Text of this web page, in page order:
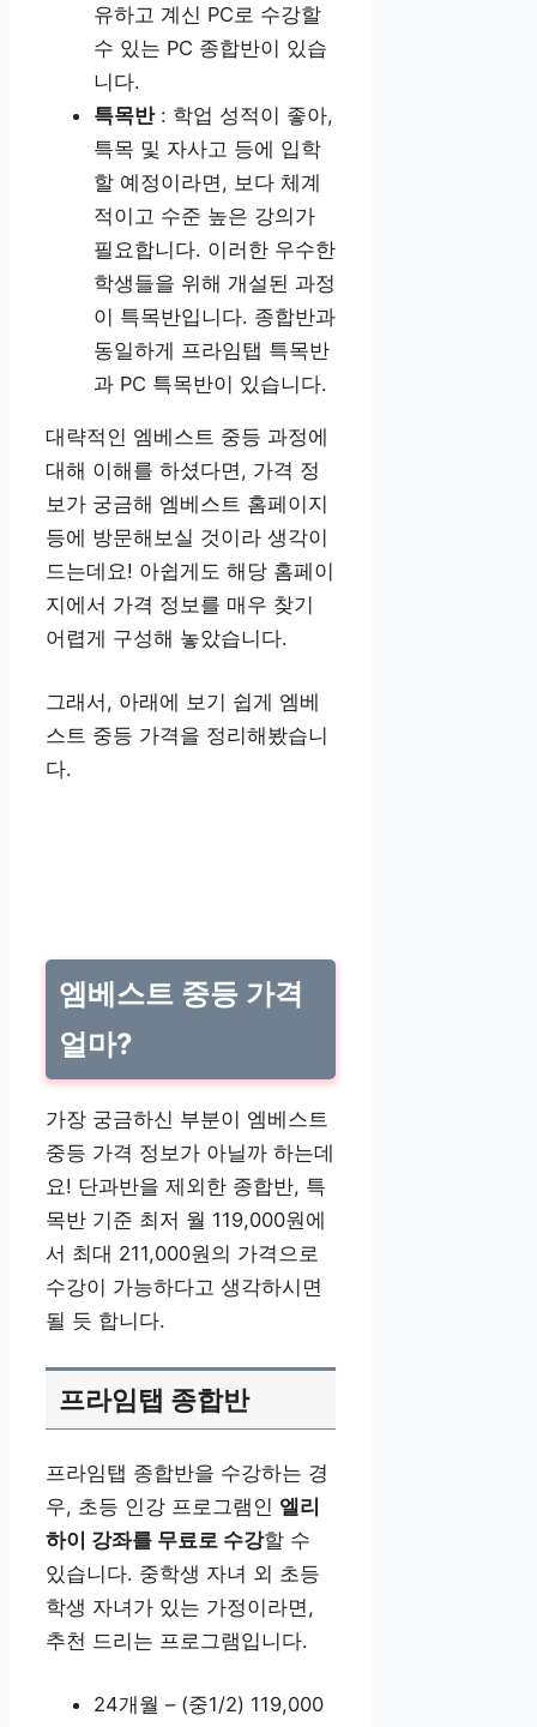
유하고 계신 PC로 수강할
수 있는 PC 종합반이 있습
니다.
특목반: 학업 성적이 좋아,
특목 및 자사고 등에 입학
할 예정이라면, 보다 체계
적이고 수준 높은 강의가
필요합니다. 이러한 우수한
학생들을 위해 개설된 과정
이 특목반입니다. 종합반과
동일하게 프라임탭 특목반
과 PC 특목반이 있습니다.
대략적인 엠베스트 중등 과정에
대해 이해를 하셨다면, 가격 정
보가 궁금해 엠베스트 홈페이지
등에 방문해보실 것이라 생각이
드는데요! 아쉽게도 해당 홈페이
지에서 가격 정보를 매우 찾기
어렵게 구성해 놓았습니다.
그래서, 아래에 보기 쉽게 엠베
스트 중등 가격을 정리해봤습니
다.
엠베스트 중등 가격
얼마?
가장 궁금하신 부분이 엠베스트
중등 가격 정보가 아닐까 하는데
요! 단과반을 제외한 종합반, 특
목반 기준 최저 월 119,000원에
서 최대 211,000원의 가격으로
수강이 가능하다고 생각하시면
될 듯 합니다.
프라임탭 종합반
프라임탭 종합반을 수강하는 경
우, 초등 인강 프로그램인 엘리
하이 강좌를 무료로 수강할 수
있습니다. 중학생 자녀 외 초등
학생 자녀가 있는 가정이라면,
추천 드리는 프로그램입니다.
24개월 – (중1/2) 119,000